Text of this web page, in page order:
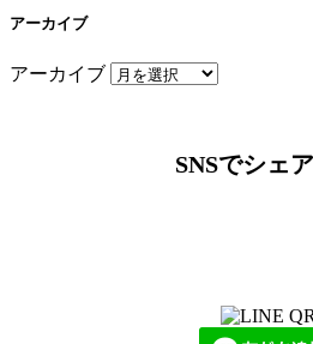
アーカイブ
アーカイブ
SNSでシェア